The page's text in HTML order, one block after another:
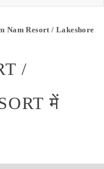
Nam Resort / Lakeshore
/
में